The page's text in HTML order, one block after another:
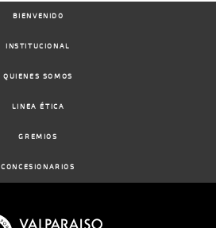
BIENVENIDO
INSTITUCIONAL
QUIENES SOMOS
LINEA ÉTICA
GREMIOS
CONCESIONARIOS